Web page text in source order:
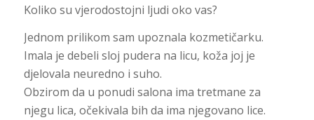
Koliko su vjerodostojni ljudi oko vas?
Jednom prilikom sam upoznala kozmetičarku.
Imala je debeli sloj pudera na licu, koža joj je
djelovala neuredno i suho.
Obzirom da u ponudi salona ima tretmane za
njegu lica, očekivala bih da ima njegovano lice.